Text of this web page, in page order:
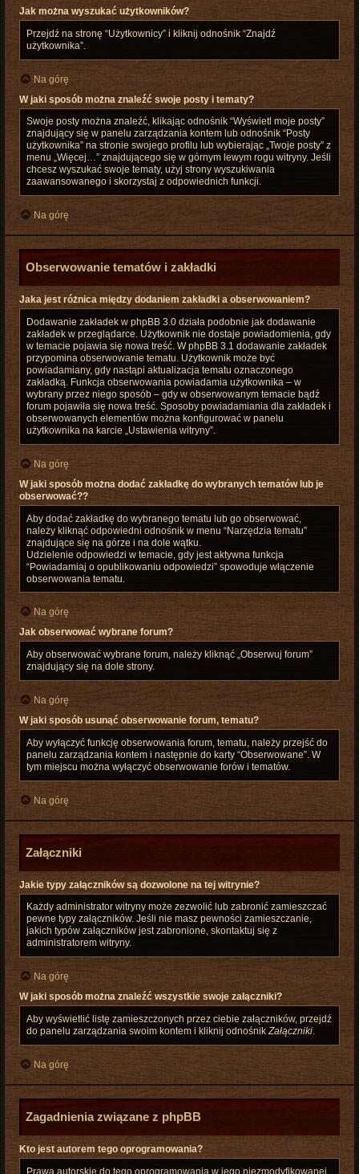
Jak można wyszukać użytkowników?
Przejdź na stronę “Użytkownicy” i kliknij odnośnik “Znajdź
użytkownika”.
Na górę
W jaki sposób można znaleźć swoje posty i tematy?
Swoje posty można znaleźć, klikając odnośnik “Wyświetl moje posty”
znajdujący się w panelu zarządzania kontem lub odnośnik “Posty
użytkownika” na stronie swojego profilu lub wybierając „Twoje posty” z
menu „Więcej…” znajdującego się w górnym lewym rogu witryny. Jeśli
chcesz wyszukać swoje tematy, użyj strony wyszukiwania
zaawansowanego i skorzystaj z odpowiednich funkcji.
Na górę
Obserwowanie tematów i zakładki
Jaka jest różnica między dodaniem zakładki a obserwowaniem?
Dodawanie zakładek w phpBB 3.0 działa podobnie jak dodawanie
zakładek w przeglądarce. Użytkownik nie dostaje powiadomienia, gdy
w temacie pojawia się nowa treść. W phpBB 3.1 dodawanie zakładek
przypomina obserwowanie tematu. Użytkownik może być
powiadamiany, gdy nastąpi aktualizacja tematu oznaczonego
zakładką. Funkcja obserwowania powiadamia użytkownika – w
wybrany przez niego sposób – gdy w obserwowanym temacie bądź
forum pojawiła się nowa treść. Sposoby powiadamiania dla zakładek i
obserwowanych elementów można konfigurować w panelu
użytkownika na karcie „Ustawienia witryny”.
Na górę
W jaki sposób można dodać zakładkę do wybranych tematów lub je
obserwować??
Aby dodać zakładkę do wybranego tematu lub go obserwować,
należy kliknąć odpowiedni odnośnik w menu “Narzędzia tematu”
znajdujące się na górze i na dole wątku.
Udzielenie odpowiedzi w temacie, gdy jest aktywna funkcja
“Powiadamiaj o opublikowaniu odpowiedzi” spowoduje włączenie
obserwowania tematu.
Na górę
Jak obserwować wybrane forum?
Aby obserwować wybrane forum, należy kliknąć „Obserwuj forum”
znajdujący się na dole strony.
Na górę
W jaki sposób usunąć obserwowanie forum, tematu?
Aby wyłączyć funkcję obserwowania forum, tematu, należy przejść do
panelu zarządzania kontem i następnie do karty “Obserwowane”. W
tym miejscu można wyłączyć obserwowanie forów i tematów.
Na górę
Załączniki
Jakie typy załączników są dozwolone na tej witrynie?
Każdy administrator witryny może zezwolić lub zabronić zamieszczać
pewne typy załączników. Jeśli nie masz pewności zamieszczanie,
jakich typów załączników jest zabronione, skontaktuj się z
administratorem witryny.
Na górę
W jaki sposób można znaleźć wszystkie swoje załączniki?
Aby wyświetlić listę zamieszczonych przez ciebie załączników, przejdź
do panelu zarządzania swoim kontem i kliknij odnośnikZałączniki.
Na górę
Zagadnienia związane z phpBB
Kto jest autorem tego oprogramowania?
Prawa autorskie do tego oprogramowania w jego niezmodyfikowanej